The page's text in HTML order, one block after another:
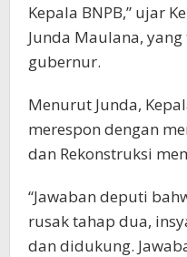
Kepala BNPB,” ujar
Junda Maulana,
gubernur.
Menurut Junda,
merespon dengan
dan Rekonstruksi
“Jawaban deputi
rusak tahap dua,
dan didukung.